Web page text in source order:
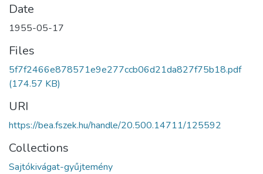
Date
1955-05-17
Files
5f7f2466e878571e9e277ccb06d21da827f75b18.pdf
(174.57 KB)
URI
https://bea.fszek.hu/handle/20.500.14711/125592
Collections
Sajtókivágat-gyűjtemény